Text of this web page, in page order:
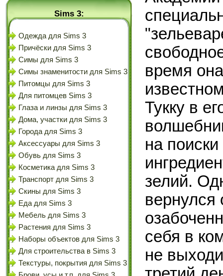
Sims 3:
Одежда для Sims 3
Причёски для Sims 3
Симы для Sims 3
Симы знаменитости для Sims 3
Питомцы для Sims 3
Для питомцев Sims 3
Глаза и линзы для Sims 3
Дома, участки для Sims 3
Города для Sims 3
Аксессуары для Sims 3
Обувь для Sims 3
Косметика для Sims 3
Транспорт для Sims 3
Скины для Sims 3
Еда для Sims 3
Мебель для Sims 3
Растения для Sims 3
Наборы объектов для Sims 3
Для строительства в Sims 3
Текстуры, покрытия для Sims 3
время
Тукку в
на
зелий.
вернулся
себя в
не